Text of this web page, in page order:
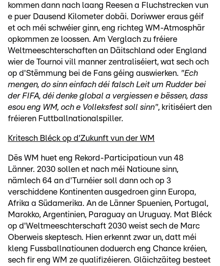
kommen dann nach laang Reesen a Fluchstrecken vun
e puer Dausend Kilometer dobäi. Doriwwer eraus géif
et och méi schwéier ginn, eng richteg WM-Atmosphär
opkommen ze loossen. Am Verglach zu fréiere
Weltmeeschterschaften an Däitschland oder England
wier de Tournoi vill manner zentraliséiert, wat sech och
op d'Stëmmung bei de Fans géing auswierken. "Ech
mengen, do sinn einfach déi falsch Leit um Rudder bei
der FIFA, déi denke global a vergiessen e bëssen, dass
esou eng WM, och e Volleksfest soll sinn", kritiséiert den
fréieren Futtballnationalspiller.
Kritesch Bléck op d'Zukunft vun der WM
Dës WM huet eng Rekord-Participatioun vun 48
Länner. 2030 sollen et nach méi Natioune sinn,
nämlech 64 an d'Turnéier soll dann och op 3
verschiddene Kontinenten ausgedroen ginn Europa,
Afrika a Südamerika. An de Länner Spuenien, Portugal,
Marokko, Argentinien, Paraguay an Uruguay. Mat Bléck
op d'Weltmeeschterschaft 2030 weist sech de Marc
Oberweis skeptesch. Hien erkennt zwar un, datt méi
kleng Fussballnatiounen doduerch eng Chance kréien,
sech fir eng WM ze qualifizéieren. Gläichzäiteg besteet